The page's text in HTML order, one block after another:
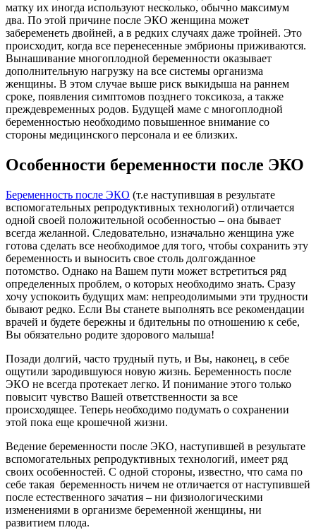
матку их иногда используют несколько, обычно максимум
два. По этой причине после ЭКО женщина может
забеременеть двойней, а в редких случаях даже тройней. Это
происходит, когда все перенесенные эмбрионы приживаются.
Вынашивание многоплодной беременности оказывает
дополнительную нагрузку на все системы организма
женщины. В этом случае выше риск выкидыша на раннем
сроке, появления симптомов позднего токсикоза, а также
преждевременных родов. Будущей маме с многоплодной
беременностью необходимо повышенное внимание со
стороны медицинского персонала и ее близких.
Особенности беременности после ЭКО
Беременность после ЭКО (т.е наступившая в результате
вспомогательных репродуктивных технологий) отличается
одной своей положительной особенностью – она бывает
всегда желанной. Следовательно, изначально женщина уже
готова сделать все необходимое для того, чтобы сохранить эту
беременность и выносить свое столь долгожданное
потомство. Однако на Вашем пути может встретиться ряд
определенных проблем, о которых необходимо знать. Сразу
хочу успокоить будущих мам: непреодолимыми эти трудности
бывают редко. Если Вы станете выполнять все рекомендации
врачей и будете бережны и бдительны по отношению к себе,
Вы обязательно родите здорового малыша!
Позади долгий, часто трудный путь, и Вы, наконец, в себе
ощутили зародившуюся новую жизнь. Беременность после
ЭКО не всегда протекает легко. И понимание этого только
повысит чувство Вашей ответственности за все
происходящее. Теперь необходимо подумать о сохранении
этой пока еще крошечной жизни.
Ведение беременности после ЭКО, наступившей в результате
вспомогательных репродуктивных технологий, имеет ряд
своих особенностей. С одной стороны, известно, что сама по
себе такая беременность ничем не отличается от наступившей
после естественного зачатия – ни физиологическими
изменениями в организме беременной женщины, ни
развитием плода.